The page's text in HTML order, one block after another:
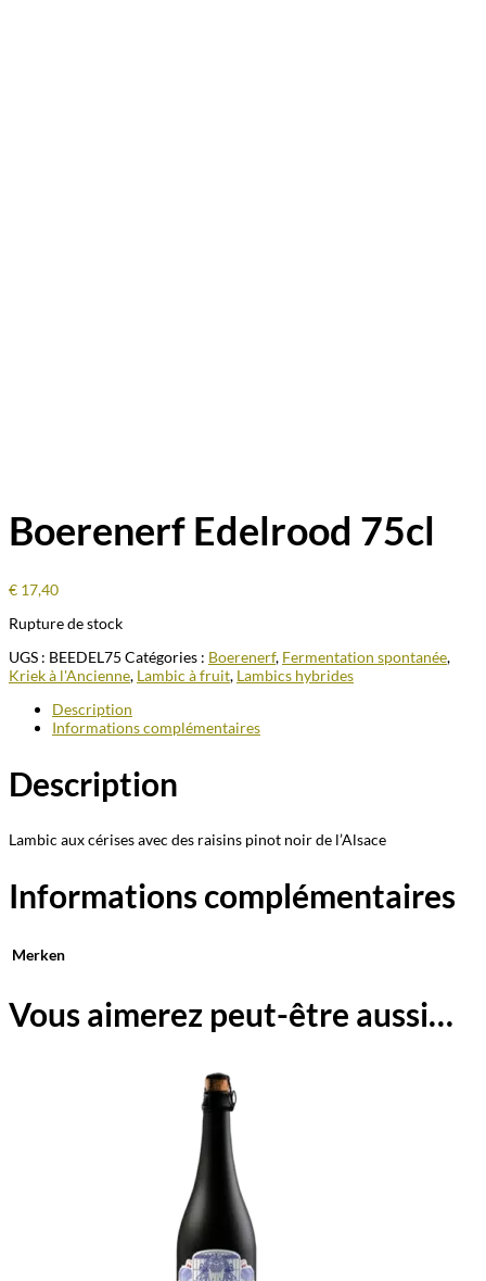
Boerenerf Edelrood 75cl
€ 17,40
Rupture de stock
UGS : BEEDEL75 Catégories : Boerenerf, Fermentation spontanée,
Kriek à l'Ancienne, Lambic à fruit, Lambics hybrides
Description
Informations complémentaires
Description
Lambic aux cérises avec des raisins pinot noir de l’Alsace
Informations complémentaires
Merken
Vous aimerez peut-être aussi…